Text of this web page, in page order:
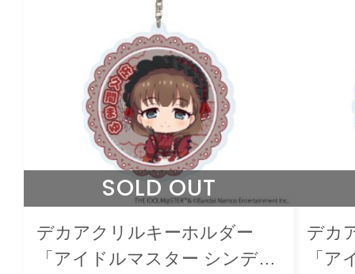
SOLD OUT
デカアクリルキーホルダー
「アイドルマスター シンデレ
デカ
「